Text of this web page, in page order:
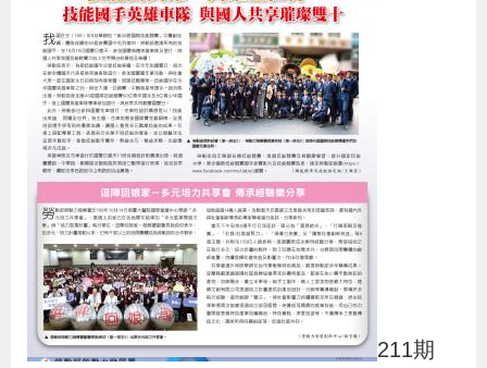
隱
私
權
及
資
訊
安
全
211期